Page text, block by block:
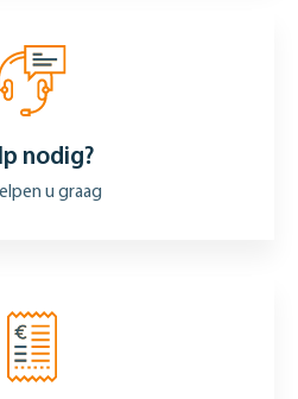
nodig?
u graag